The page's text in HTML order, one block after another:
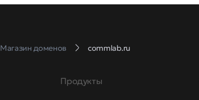
Магазин доменов commlab.ru
Продукты